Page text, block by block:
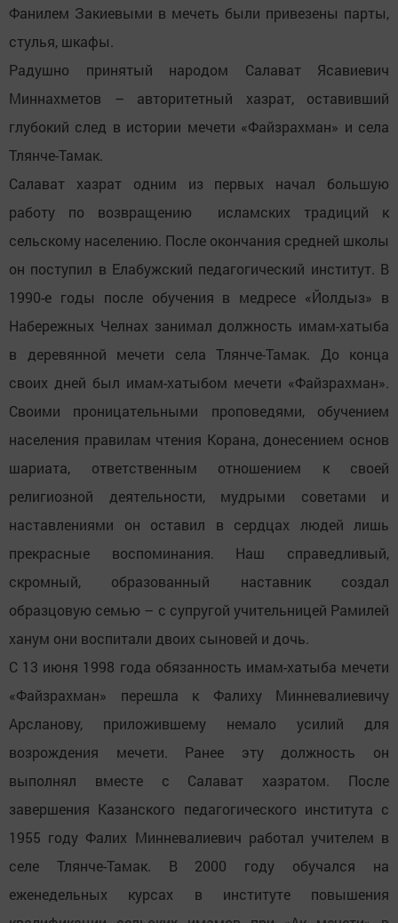
Фанилем Закиевыми в мечеть были привезены парты,
стулья, шкафы.
Радушно принятый народом Салават Ясавиевич
Миннахметов – авторитетный хазрат, оставивший
глубокий след в истории мечети «Файзрахман» и села
Тлянче-Тамак.
Салават хазрат одним из первых начал большую
работу по возвращению исламских традиций к
сельскому населению. После окончания средней школы
он поступил в Елабужский педагогический институт. В
1990-е годы после обучения в медресе «Йолдыз» в
Набережных Челнах занимал должность имам-хатыба
в деревянной мечети села Тлянче-Тамак. До конца
своих дней был имам-хатыбом мечети «Файзрахман».
Своими проницательными проповедями, обучением
населения правилам чтения Корана, донесением основ
шариата, ответственным отношением к своей
религиозной деятельности, мудрыми советами и
наставлениями он оставил в сердцах людей лишь
прекрасные воспоминания. Наш справедливый,
скромный, образованный наставник создал
образцовую семью – с супругой учительницей Рамилей
ханум они воспитали двоих сыновей и дочь.
С 13 июня 1998 года обязанность имам-хатыба мечети
«Файзрахман» перешла к Фалиху Минневалиевичу
Арсланову, приложившему немало усилий для
возрождения мечети. Ранее эту должность он
выполнял вместе с Салават хазратом. После
завершения Казанского педагогического института с
1955 году Фалих Минневалиевич работал учителем в
селе Тлянче-Тамак. В 2000 году обучался на
еженедельных курсах в институте повышения